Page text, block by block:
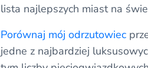
lista najlepszych miast na
Porównaj mój odrzutowiec
jedne z najbardziej